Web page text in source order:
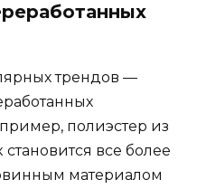
трендов —
полиэстер из
все более
материалом